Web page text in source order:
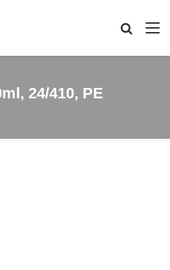
24/410, PE